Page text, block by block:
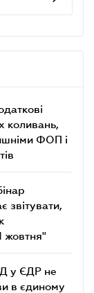
коливань,
ФОП і
звітувати,
жовтня"
у ЄДР не
в єдиному